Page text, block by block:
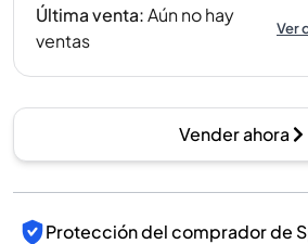
Última venta:Aún no hay
ventas
Ver
Vender ahora
Protección del comprador de